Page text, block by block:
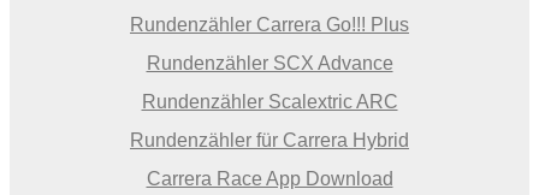
Rundenzähler Carrera Go!!! Plus
Rundenzähler SCX Advance
Rundenzähler Scalextric ARC
Rundenzähler für Carrera Hybrid
Carrera Race App Download